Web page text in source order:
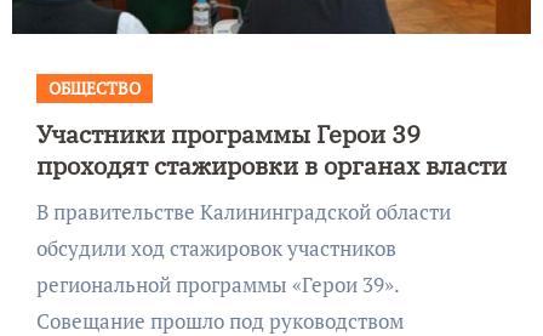
ОБЩЕСТВО
Участники программы Герои 39
проходят стажировки в органах власти
В правительстве Калининградской области
обсудили ход стажировок участников
региональной программы «Герои 39».
Совещание прошло под руководством